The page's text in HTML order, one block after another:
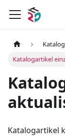
Katalogartikel
Katalogartikel